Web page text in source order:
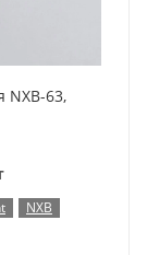
NXB-63,
NXB